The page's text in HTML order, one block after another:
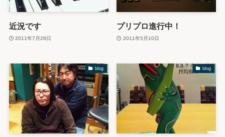
近況です
2011年7月28日
プリプロ進行中！
2011年5月10日
blog blog